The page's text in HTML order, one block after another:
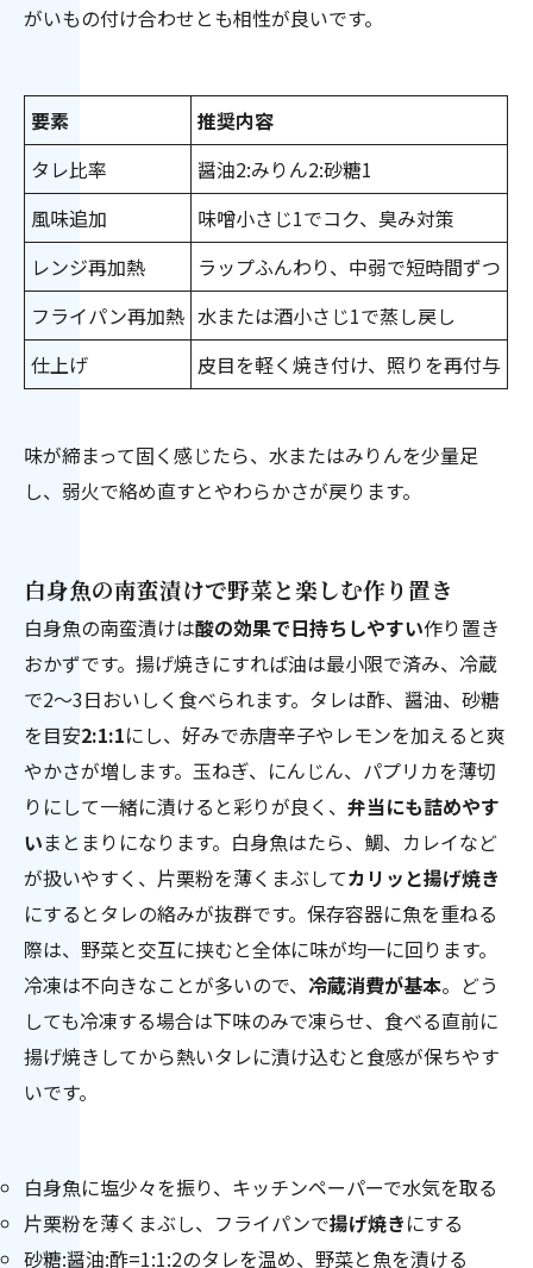
がいもの付け合わせとも相性が良いです。
要素
推奨内容
タレ比率
醤油2:みりん2:砂糖1
風味追加
味噌小さじ1でコク、臭み対策
レンジ再加熱
ラップふんわり、中弱で短時間ずつ
フライパン再加熱 水または酒小さじ1で蒸し戻し
仕上げ
皮目を軽く焼き付け、照りを再付与
味が締まって固く感じたら、水またはみりんを少量足
し、弱火で絡め直すとやわらかさが戻ります。
白身魚の南蛮漬けで野菜と楽しむ作り置き
白身魚の南蛮漬けは酸の効果で日持ちしやすい作り置き
おかずです。揚げ焼きにすれば油は最小限で済み、冷蔵
で2〜3日おいしく食べられます。タレは酢、醤油、砂糖
を目安2:1:1にし、好みで赤唐辛子やレモンを加えると爽
やかさが増します。玉ねぎ、にんじん、パプリカを薄切
りにして一緒に漬けると彩りが良く、 弁当にも詰めやす
いまとまりになります。白身魚はたら、鯛、カレイなど
が扱いやすく、片栗粉を薄くまぶしてカリッと揚げ焼き
にするとタレの絡みが抜群です。保存容器に魚を重ねる
際は、野菜と交互に挟むと全体に味が均一に回ります。
冷凍は不向きなことが多いので、 冷蔵消費が基本。どう
しても冷凍する場合は下味のみで凍らせ、食べる直前に
揚げ焼きしてから熱いタレに漬け込むと食感が保ちやす
いです。
白身魚に塩少々を振り、キッチンペーパーで水気を取る
片栗粉を薄くまぶし、フライパンで揚げ焼きにする
砂糖:醤油:酢=1:1:2のタレを温め、野菜と魚を漬ける